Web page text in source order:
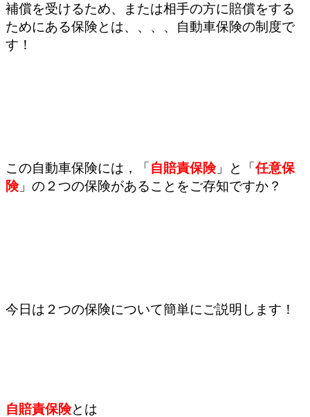
補償を受けるため、または相手の方に賠償をする
ためにある保険とは、、、、自動車保険の制度で
す！
この自動車保険には，「自賠責保険」と「任意保
険」の２つの保険があることをご存知ですか？
今日は２つの保険について簡単にご説明します！
自賠責保険とは